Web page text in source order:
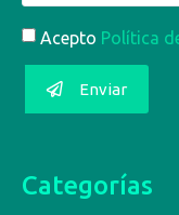
Acepto Política
Enviar
Categorías